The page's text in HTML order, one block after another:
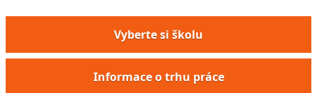
Vyberte si školu
Informace o trhu práce